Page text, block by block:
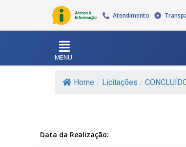
Atendimento
MENU
Home / Licitações /
Data da Realização: